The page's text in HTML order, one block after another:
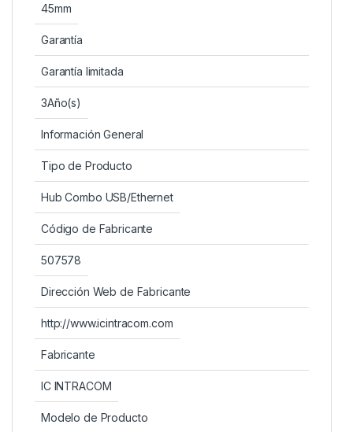
45mm
Garantía
Garantía limitada
3Año(s)
Información General
Tipo de Producto
Hub Combo USB/Ethernet
Código de Fabricante
507578
Dirección Web de Fabricante
http://www.icintracom.com
Fabricante
IC INTRACOM
Modelo de Producto